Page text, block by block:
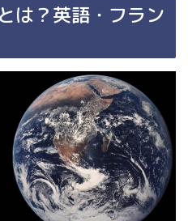
は？英語・フラン